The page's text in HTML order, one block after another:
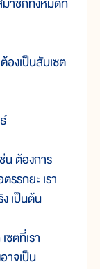
าชิกทั้งหมดที่
งเป็นสับเซต
ต้องการ
รรกยะ เรา
เป็นต้น
ตที่เรา
าจเป็น